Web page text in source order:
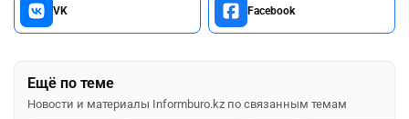
VK Facebook
Ещё по теме
Новости и материалы Informburo.kz по связанным темам